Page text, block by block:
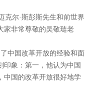
尔·斯彭斯先生和前世界
家非常尊敬的吴敬琏老
中国改革开放的经验和面
印象：第一，他认为中国
中国的改革开放很好地学